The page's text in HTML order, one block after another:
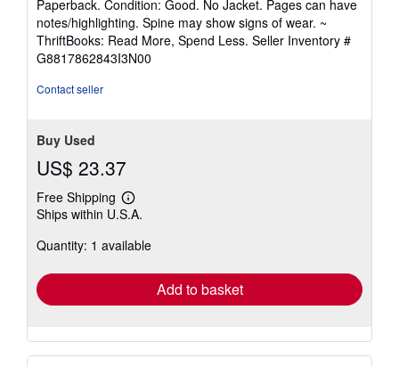
5
out
of
5
Paperback. Condition: Good. No Jacket. Pages can have
notes/highlighting. Spine may show signs of wear. ~
ThriftBooks: Read More, Spend Less. Seller Inventory #
G8817862843I3N00
Contact seller
Buy Used
US$ 23.37
Free Shipping
Learn
more
shipping
Ships within U.S.A.
Quantity: 1 available
Add to basket